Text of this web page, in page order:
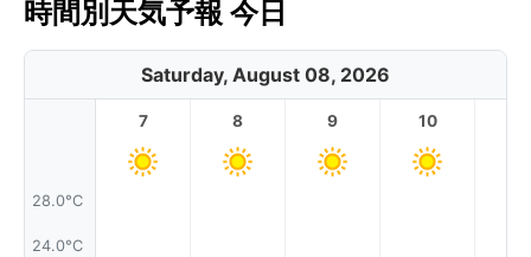
時間別天気予報 今日
Saturday, August 08, 2026
28.0°C
24.0°C
7 8 9 10